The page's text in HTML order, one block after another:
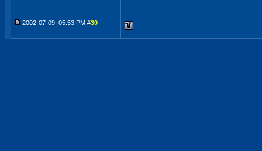
2002-07-09, 05:53 PM #30